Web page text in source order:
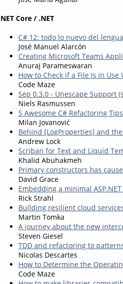
Core / .NET
C# 12: todo lo nuevo del
José Manuel Alarcón
Creating Microsoft Teams
Anuraj Parameswaran
How to Check if a File Is in Use
Code Maze
Sep 0.3.0 - Unescape Support
Niels Rasmussen
5 Awesome C# Refactoring Tips
Milan Jovanović
Behind [LogProperties] and
Andrew Lock
Scriban for Text and Liquid
Khalid Abuhakmeh
Primary constructors has
David Grace
Embedding a minimal
Rick Strahl
Building resilient cloud
Martin Tomka
A journey about the new
Steven Giesel
TDD and refactoring to
Nicolas Descartes
How to Determine the
Code Maze